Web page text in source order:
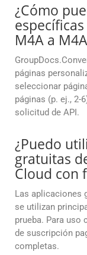
¿Cómo
M4A a
páginas
seleccionar
páginas (p. ej., 2-
solicitud de API.
¿Puedo
gratuitas
Cloud con
Las aplicaciones
se utilizan
prueba. Para uso
de suscripción
completas.